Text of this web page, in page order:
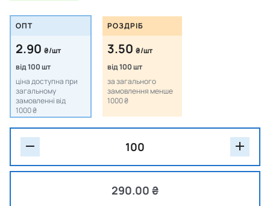
ОПТ
2.90 ₴/шт
від 100 шт
ціна доступна при
загальному
замовленні від
1000 ₴
РОЗДРІБ
3.50 ₴/шт
від 100 шт
за загального
замовлення менше
1000 ₴
290.00 ₴